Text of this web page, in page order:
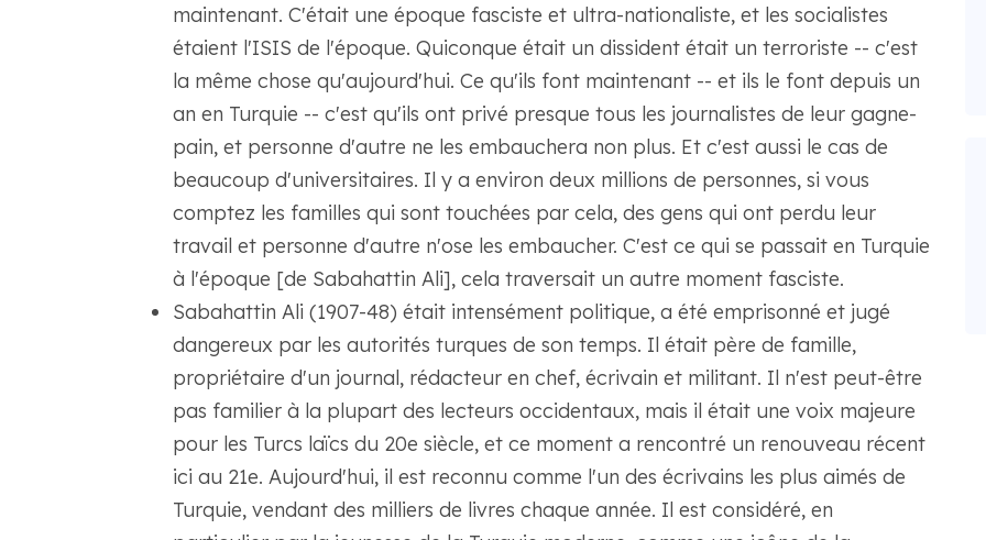
maintenant. C'était une époque fasciste et ultra-nationaliste, et les socialistes
étaient l'ISIS de l'époque. Quiconque était un dissident était un terroriste -- c'est
la même chose qu'aujourd'hui. Ce qu'ils font maintenant -- et ils le font depuis un
an en Turquie -- c'est qu'ils ont privé presque tous les journalistes de leur gagne-
pain, et personne d'autre ne les embauchera non plus. Et c'est aussi le cas de
beaucoup d'universitaires. Il y a environ deux millions de personnes, si vous
comptez les familles qui sont touchées par cela, des gens qui ont perdu leur
travail et personne d'autre n'ose les embaucher. C'est ce qui se passait en Turquie
à l'époque [de Sabahattin Ali], cela traversait un autre moment fasciste.
Sabahattin Ali (1907-48) était intensément politique, a été emprisonné et jugé
dangereux par les autorités turques de son temps. Il était père de famille,
propriétaire d'un journal, rédacteur en chef, écrivain et militant. Il n'est peut-être
pas familier à la plupart des lecteurs occidentaux, mais il était une voix majeure
pour les Turcs laïcs du 20e siècle, et ce moment a rencontré un renouveau récent
ici au 21e. Aujourd'hui, il est reconnu comme l'un des écrivains les plus aimés de
Turquie, vendant des milliers de livres chaque année. Il est considéré, en